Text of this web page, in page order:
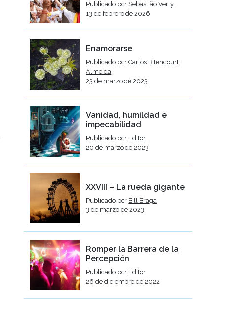
Publicado por Sebastião Verly
13 de febrero de 2026
Enamorarse
Publicado porCarlos Bitencourt
Almeida
23 de marzo de 2023
Vanidad, humildad e
impecabilidad
Publicado por Editor
20 de marzo de 2023
XXVIII – La rueda gigante
Publicado por Bill Braga
3 de marzo de 2023
Romper la Barrera de la
Percepción
Publicado por Editor
26 de diciembre de 2022